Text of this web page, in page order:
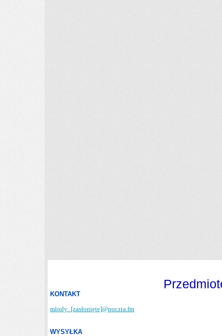
KONTAKT
mlody_ [zasłonięte]@poczta.fm
WYSYŁKA
Przedmiot